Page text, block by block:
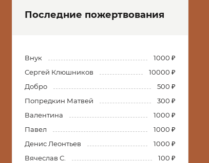
Последние пожертвования
Внук
1000 ₽
Сергей Клюшников
10000 ₽
Добро
500 ₽
Попредкин Матвей
300 ₽
Валентина
1000 ₽
Павел
1000 ₽
Денис Леонтьев
1000 ₽
Вячеслав С.
100 ₽